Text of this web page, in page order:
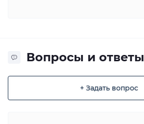
Вопросы и ответы
+ Задать вопрос